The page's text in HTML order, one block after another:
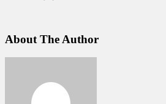
About The Author